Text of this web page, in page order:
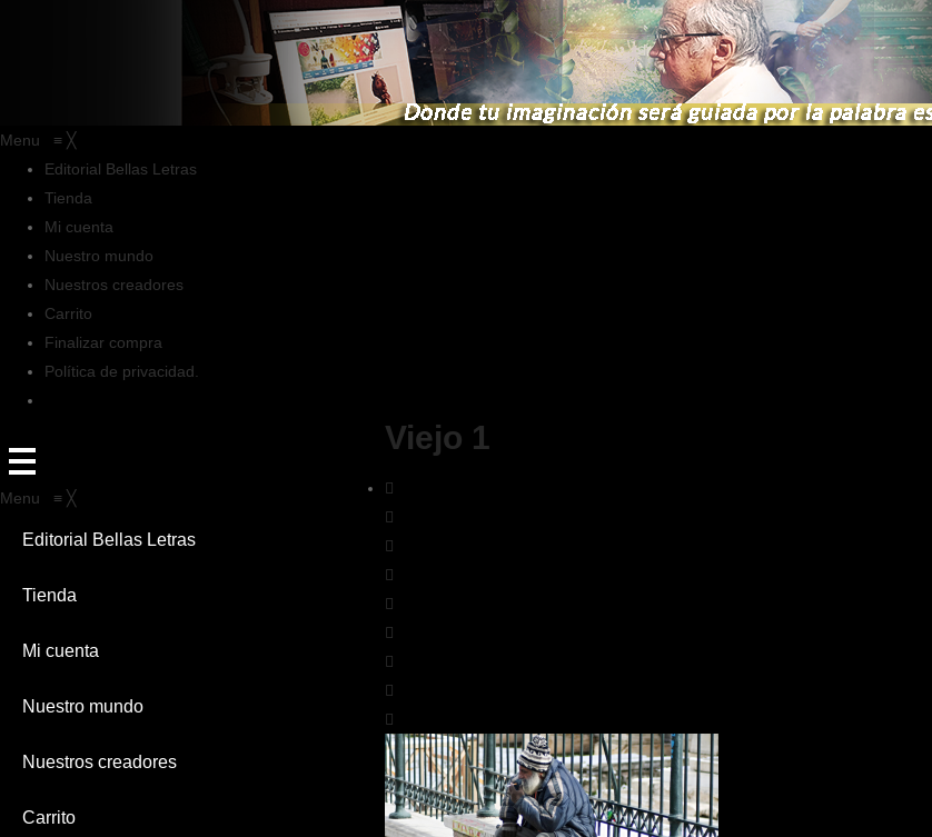
Menu ≡ ╳
Editorial Bellas Letras
Tienda
Mi cuenta
Nuestro mundo
Nuestros creadores
Carrito
Finalizar compra
Política de privacidad.
Menu ≡ ╳
Editorial Bellas Letras
Tienda
Mi cuenta
Nuestro mundo
Nuestros creadores
Carrito
Viejo 1